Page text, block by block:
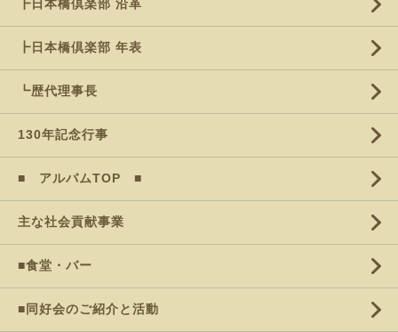
┣日本橋倶楽部 沿革
┣日本橋倶楽部 年表
┗歴代理事長
130年記念行事
■ アルバムTOP ■
主な社会貢献事業
■食堂・バー
■同好会のご紹介と活動